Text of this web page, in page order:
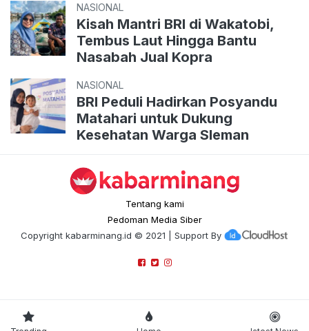
NASIONAL
Kisah Mantri BRI di Wakatobi,
Tembus Laut Hingga Bantu
Nasabah Jual Kopra
NASIONAL
BRI Peduli Hadirkan Posyandu
Matahari untuk Dukung
Kesehatan Warga Sleman
Tentang kami
Pedoman Media Siber
Copyright kabarminang.id © 2021 | Support By